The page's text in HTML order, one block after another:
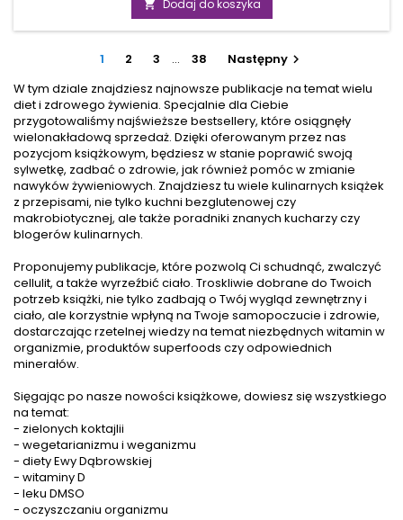
decyzji na później. Nadciśnienie tętnicze nie boli, ale jego
konsekwencje mogą być poważne. Dobra wiadomość jest
taka, że możesz je skutecznie kontrolować. Odpowiednia
dieta, regularny ruch i świadome codzienne...
 Dodaj do koszyka
1 2 3 … 38 Następny
W tym dziale znajdziesz najnowsze publikacje na temat wielu
diet i zdrowego żywienia. Specjalnie dla Ciebie
przygotowaliśmy najświeższe bestsellery, które osiągnęły
wielonakładową sprzedaż. Dzięki oferowanym przez nas
pozycjom książkowym, będziesz w stanie poprawić swoją
sylwetkę, zadbać o zdrowie, jak również pomóc w zmianie
nawyków żywieniowych. Znajdziesz tu wiele kulinarnych książek
z przepisami, nie tylko kuchni bezglutenowej czy
makrobiotycznej, ale także poradniki znanych kucharzy czy
blogerów kulinarnych.
Proponujemy publikacje, które pozwolą Ci schudnąć, zwalczyć
cellulit, a także wyrzeźbić ciało. Troskliwie dobrane do Twoich
potrzeb książki, nie tylko zadbają o Twój wygląd zewnętrzny i
ciało, ale korzystnie wpłyną na Twoje samopoczucie i zdrowie,
dostarczając rzetelnej wiedzy na temat niezbędnych witamin w
organizmie, produktów superfoods czy odpowiednich
minerałów.
Sięgając po nasze nowości książkowe, dowiesz się wszystkiego
na temat:
- zielonych koktajlii
- wegetarianizmu i weganizmu
- diety Ewy Dąbrowskiej
- witaminy D
- leku DMSO
- oczyszczaniu organizmu